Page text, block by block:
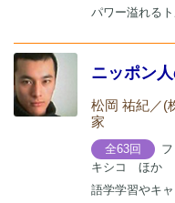
パワー溢れる
ニッポン
松岡 祐紀／(
家
全63回
キシコ ほか
語学学習やキ